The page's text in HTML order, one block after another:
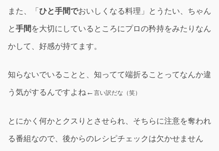
また、「 ひと手間でおいしくなる料理」とうたい、ちゃん
と手間 を大切にしているところにプロの矜持をみたりなん
かして、好感が持てます。
知らないでいることと、知ってて端折ることってなんか違
う気がするんですよね← 言い訳だな（笑）
とにかく何かとクスりとさせられ、そちらに注意を奪われ
る番組なので、後からのレシピチェックは欠かせません